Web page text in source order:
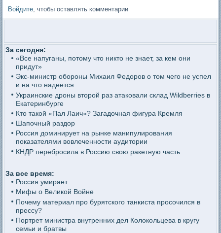
Войдите, чтобы оставлять комментарии
За сегодня:
«Все напуганы, потому что никто не знает, за кем они
придут»
Экс-министр обороны Михаил Федоров о том чего не успел
и на что надеется
Украинские дроны второй раз атаковали склад Wildberries в
Екатеринбурге
Кто такой «Пал Лаич»? Загадочная фигура Кремля
Шапочный раздор
Россия доминирует на рынке манипулирования
показателями вовлеченности аудитории
КНДР перебросила в Россию свою ракетную часть
За все время:
Россия умирает
Мифы о Великой Войне
Почему материал про бурятского танкиста просочился в
прессу?
Портрет министра внутренних дел Колокольцева в кругу
семьи и братвы